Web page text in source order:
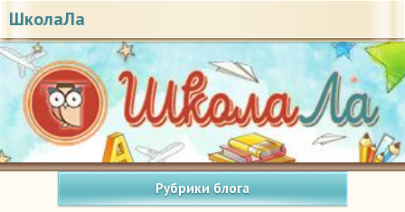
ШколаЛа
Рубрики блога